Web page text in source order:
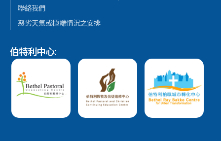
聯絡我們
惡劣天氣或極端情況之安排
伯特利中心: